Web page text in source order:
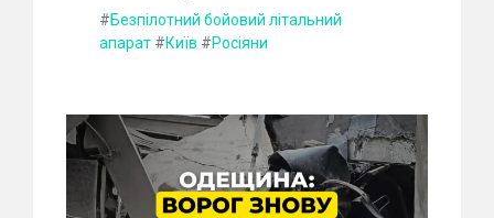
#Безпілотний бойовий літальний
апарат #Київ #Росіяни